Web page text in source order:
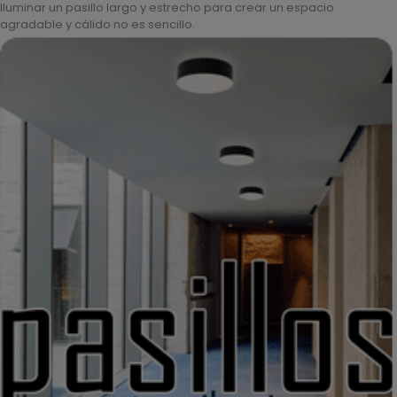
Iluminar un pasillo largo y estrecho para crear un espacio
agradable y cálido no es sencillo.